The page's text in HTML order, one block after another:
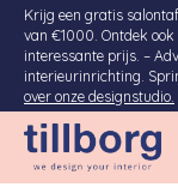
Krijg een gratis
van €1000. Ontdek
interessante prijs. –
interieurinrichting.
over onze designstudio.